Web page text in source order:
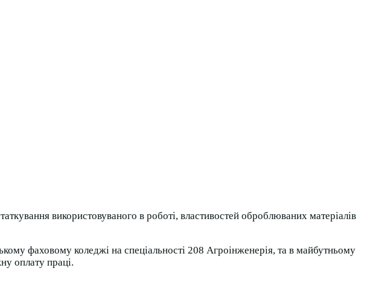
використовуваного в роботі, властивостей оброблюваних матеріалів
фаховому коледжі на спеціальності 208 Агроінженерія, та в майбутньому
оплату праці.